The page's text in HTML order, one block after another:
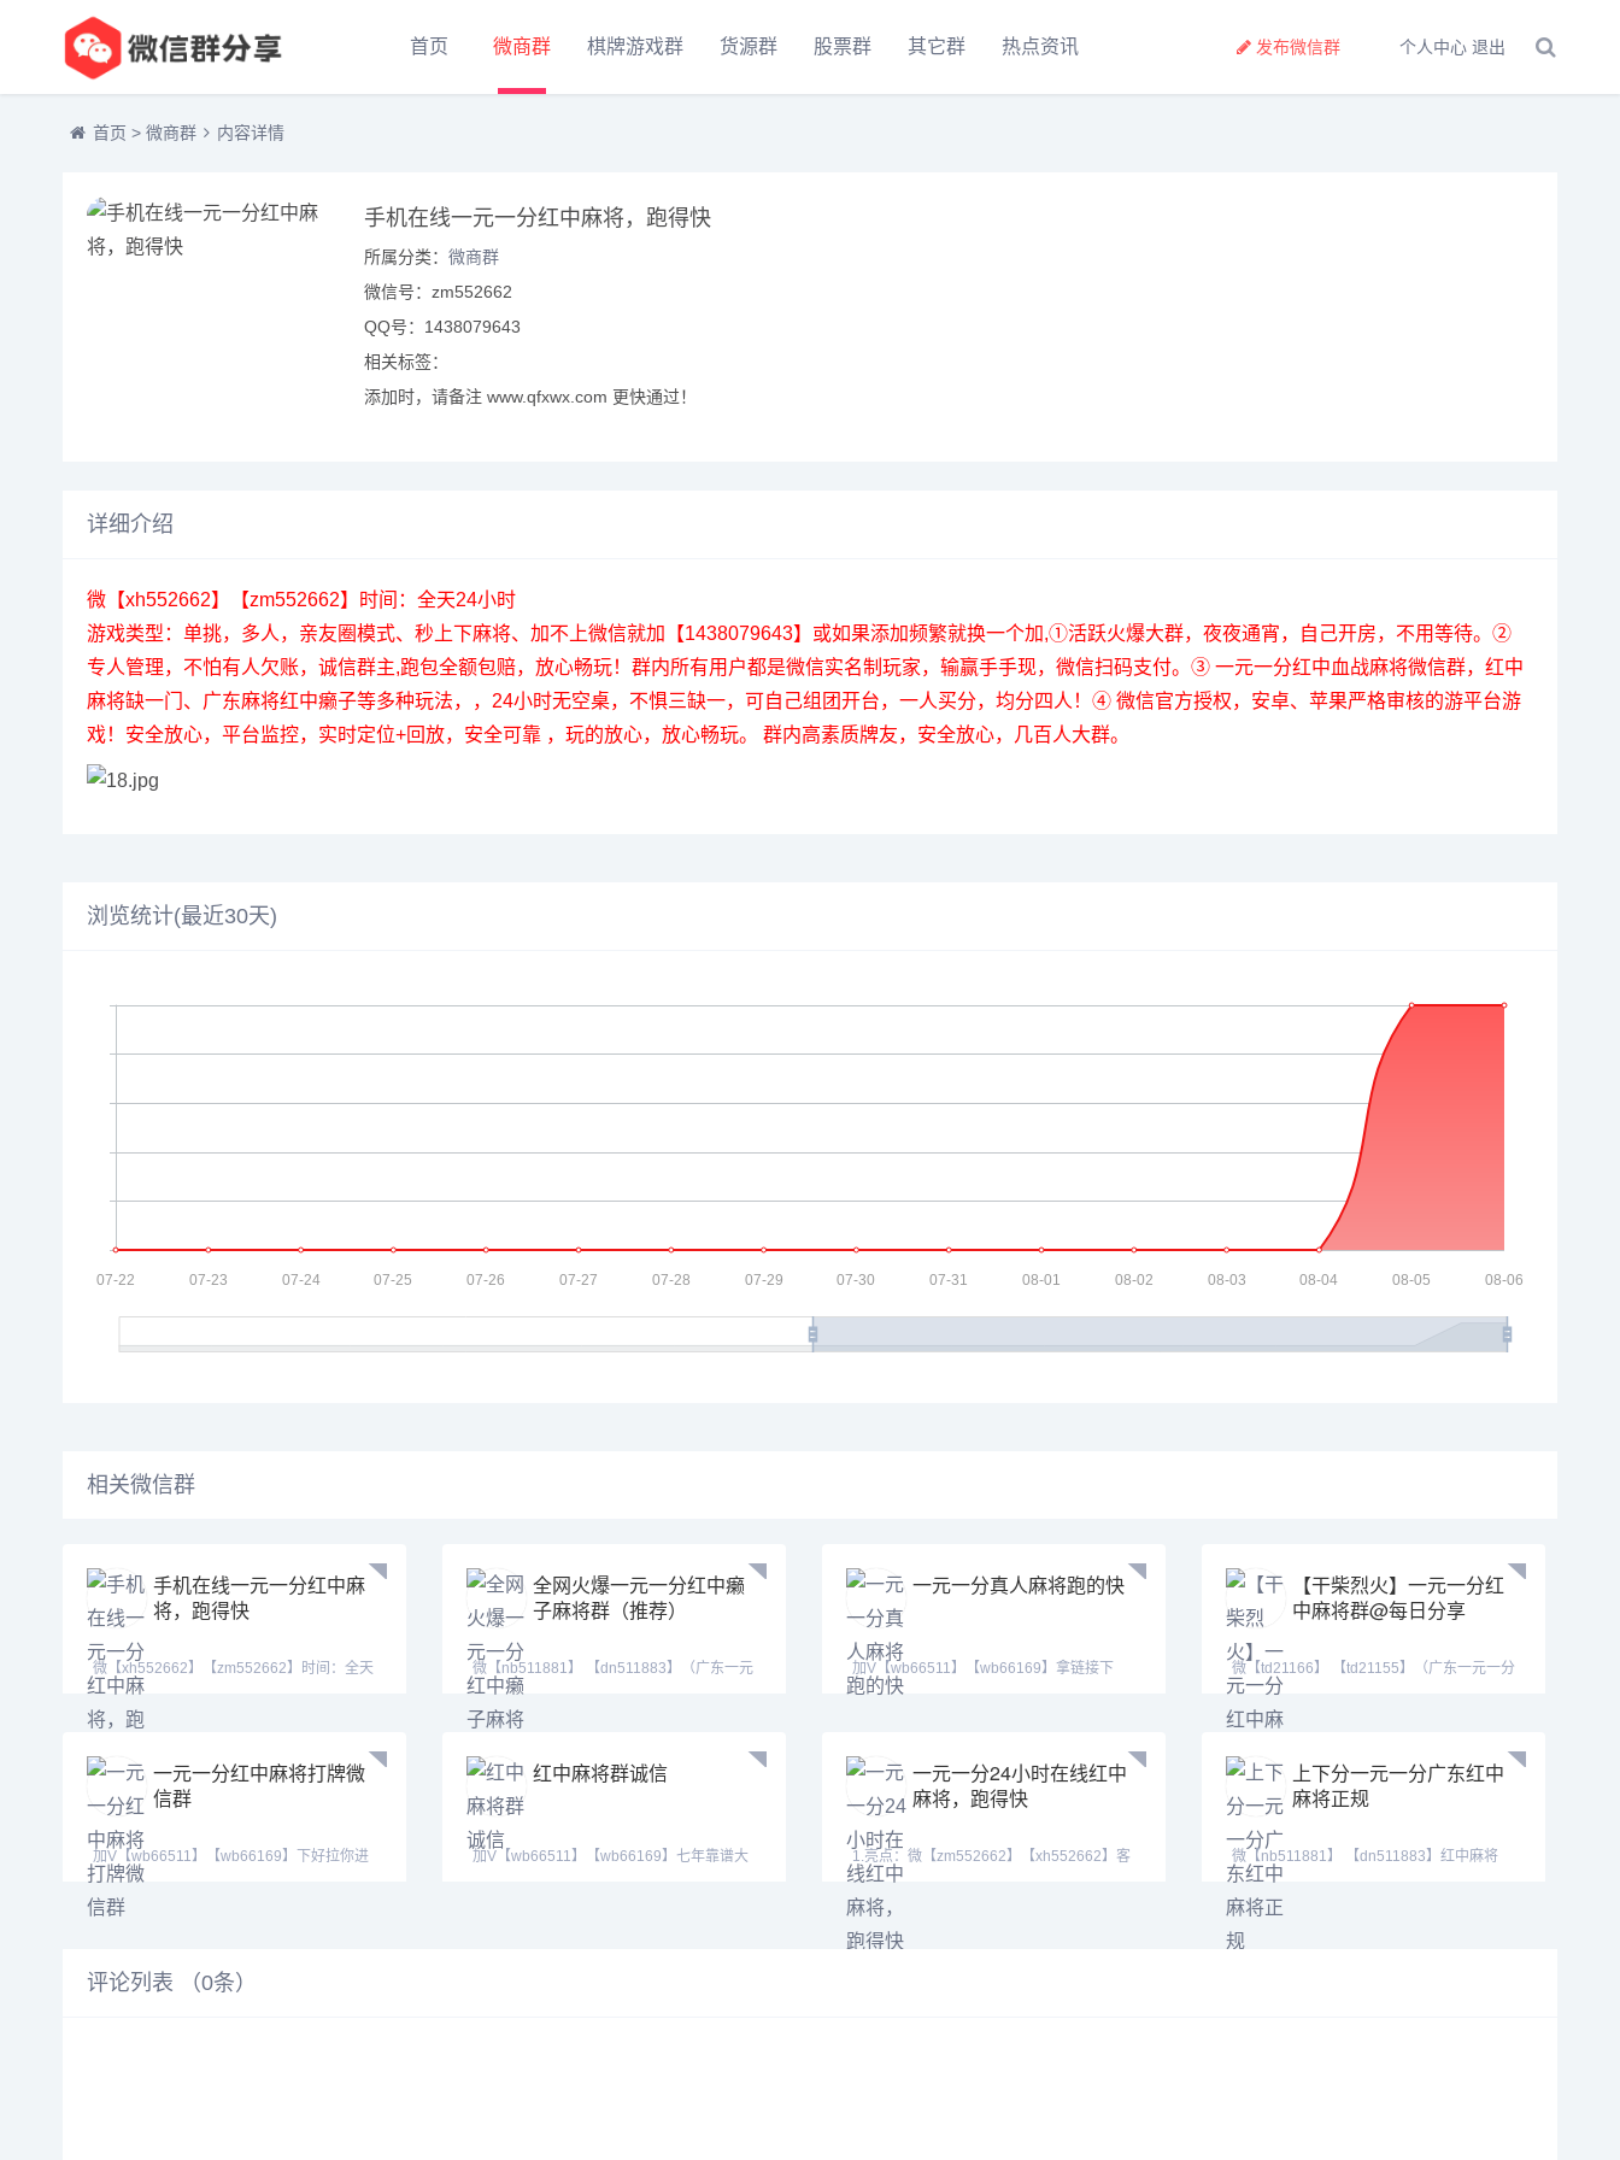
首页 微商群 棋牌游戏群 货源群 股票群 其它群 热点资讯 个人中心 退出
发布微信群
首页 > 微商群 内容详情
手机在线一元一分红中麻将，跑得快
所属分类： 微商群
微信号：zm552662
QQ号：1438079643
相关标签：
添加时，请备注 www.qfxwx.com 更快通过！
详细介绍
微【xh552662】【zm552662】时间：全天24小时
游戏类型：单挑，多人，亲友圈模式、秒上下麻将、加不上微信就加【1438079643】或如果添加频繁就换一个加,①活跃火爆大群，夜夜通宵，自己开房，不用等待。②
专人管理，不怕有人欠账，诚信群主,跑包全额包赔，放心畅玩！群内所有用户都是微信实名制玩家，输赢手手现，微信扫码支付。③ 一元一分红中血战麻将微信群，红中
麻将缺一门、广东麻将红中癞子等多种玩法，，24小时无空桌，不惧三缺一，可自己组团开台，一人买分，均分四人！④ 微信官方授权，安卓、苹果严格审核的游平台游
戏！安全放心，平台监控，实时定位+回放，安全可靠 ，玩的放心，放心畅玩。 群内高素质牌友，安全放心，几百人大群。
浏览统计(最近30天)
相关微信群
手机在线一元一分红中麻
将，跑得快
微【xh552662】【zm552662】时间：全天
24小时 游戏类型：
全网火爆一元一分红中癞
子麻将群（推荐）
微【nb511881】 【dn511883】（广东一元
一分红中癞子爆
一元一分真人麻将跑的快
加V【wb66511】【wb66169】拿链接下
载，下好拉你进麻将
【干柴烈火】一元一分红
中麻将群@每日分享
微【td21166】 【td21155】（广东一元一分
红中癞子爆炸
一元一分红中麻将打牌微
信群
加V【wb66511】【wb66169】下好拉你进
麻将,血战群。红
红中麻将群诚信
加V【wb66511】【wb66169】七年靠谱大
一元一分24小时在线红中
麻将，跑得快
1.亮点：微【zm552662】【xh552662】客
服QQ【1438079643
上下分一元一分广东红中
麻将正规
微【nb511881】 【dn511883】红中麻将
群、跑得快群。
评论列表 （0条）